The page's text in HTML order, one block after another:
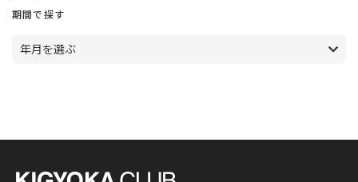
期間で探す
年月を選ぶ